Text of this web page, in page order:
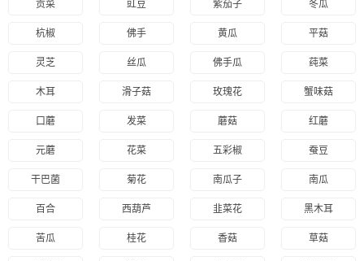
贡菜 豇豆 紫茄子 冬瓜
杭椒 佛手 黄瓜 平菇
灵芝 丝瓜 佛手瓜 莼菜
木耳 滑子菇 玫瑰花 蟹味菇
口蘑 发菜 蘑菇 红蘑
元蘑 花菜 五彩椒 蚕豆
干巴菌 菊花 南瓜子 南瓜
百合 西葫芦 韭菜花 黑木耳
苦瓜 桂花 香菇 草菇